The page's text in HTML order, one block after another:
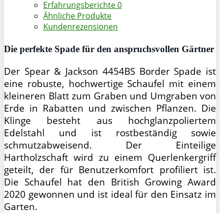
Erfahrungsberichte0
Ähnliche Produkte
Kundenrezensionen
Die perfekte Spade für den anspruchsvollen Gärtner
Der Spear & Jackson 4454BS Border Spade ist
eine robuste, hochwertige Schaufel mit einem
kleineren Blatt zum Graben und Umgraben von
Erde in Rabatten und zwischen Pflanzen. Die
Klinge besteht aus hochglanzpoliertem
Edelstahl und ist rostbeständig sowie
schmutzabweisend. Der Einteilige
Hartholzschaft wird zu einem Querlenkergriff
geteilt, der für Benutzerkomfort profiliert ist.
Die Schaufel hat den British Growing Award
2020 gewonnen und ist ideal für den Einsatz im
Garten.